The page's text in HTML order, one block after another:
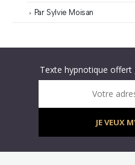
Par Sylvie Moisan
Texte hypnotique
Infolettre : obtenez un
Votre
JE VEUX